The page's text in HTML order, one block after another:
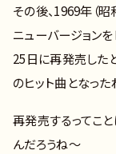
その後、1969年（
ニューバージョンを
25日に再発売した
のヒット曲となった
再発売するってこと
んだろうね～